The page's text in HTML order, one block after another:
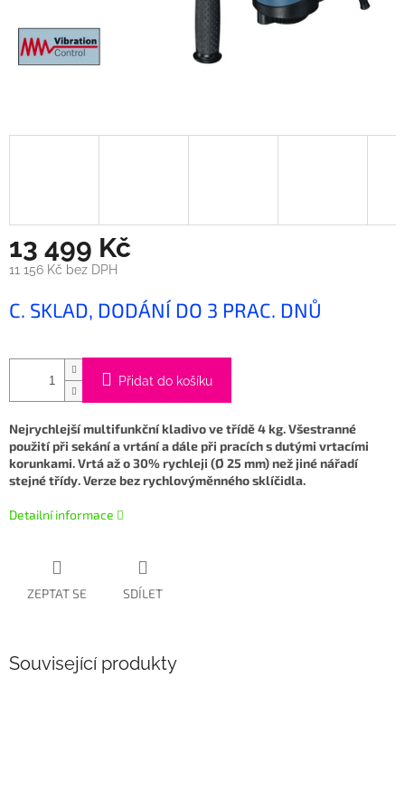
13 499 Kč
11 156 Kč bez DPH
cena:
C. SKLAD, DODÁNÍ DO 3 PRAC. DNŮ
Přidat do košíku
Nejrychlejší multifunkční kladivo ve třídě 4 kg. Všestranné
použití při sekání a vrtání a dále při pracích s dutými vrtacími
korunkami. Vrtá až o 30% rychleji (Ø 25 mm) než jiné nářadí
stejné třídy. Verze bez rychlovýměnného sklíčidla.
Detailní informace
ZEPTAT SE SDÍLET
Související produkty